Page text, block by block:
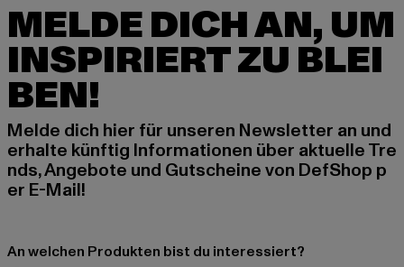
MELDE DICH AN, UM
INSPIRIERT ZU BLEI
BEN!
Melde dich hier für unseren Newsletter an und
erhalte künftig Informationen über aktuelle Tre
nds, Angebote und Gutscheine von DefShop p
er E-Mail!
An welchen Produkten bist du interessiert?